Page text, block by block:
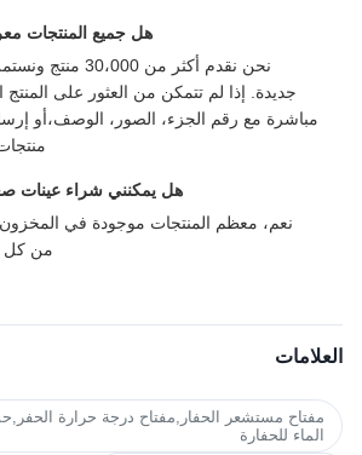
هل جميع المنتجات
نحن نقدم أكثر من
جديدة. إذا لم تتمكن من العثور على المنتج
مباشرة مع رقم الجزء، الصور، الوصف،أو
هل يمكنني شراء عينات
من كل
العلامات
مفتاح مستشعر الحفار,مفتاح درجة حرارة
الماء للحفارة